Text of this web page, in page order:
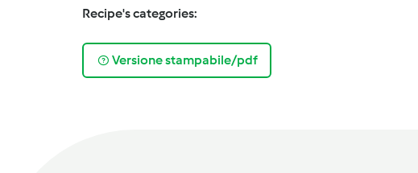
Recipe's categories:
Versione stampabile/pdf